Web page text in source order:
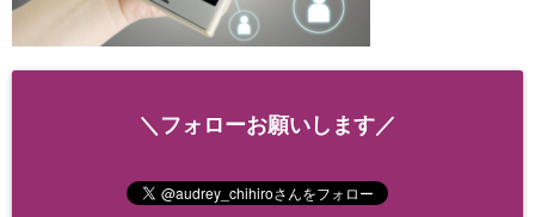
＼フォローお願いします／